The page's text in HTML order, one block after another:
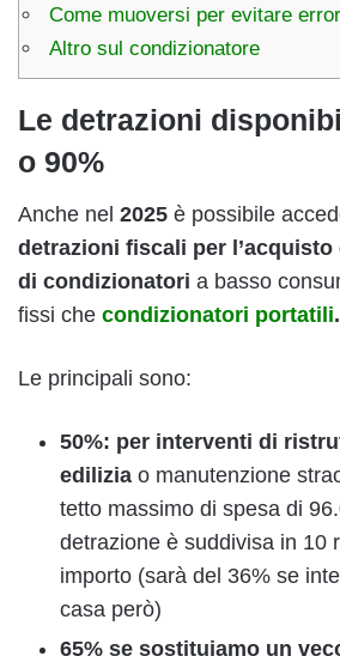
Come muoversi per evitare
Altro sul condizionatore
Le detrazioni
o 90%
Anche nel 2025 è possibile
detrazioni fiscali per l’acquisto
di condizionatori a basso
fissi che condizionatori portatili.
Le principali sono:
50%: per interventi di
edilizia o manutenzione
tetto massimo di spesa di
detrazione è suddivisa in 10
importo (sarà del 36% se
casa però)
65% se sostituiamo un